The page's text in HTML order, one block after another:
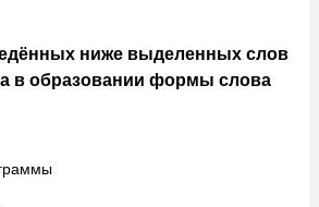
ниже выделенных слов
в образовании формы слова